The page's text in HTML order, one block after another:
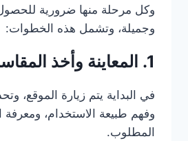
وكل مرحلة منها ضرورية
وجميلة، وتشمل هذه الخطوات:
1. المعاينة وأخذ المقاسات
في البداية يتم زيارة الموقع،
وفهم طبيعة الاستخدام، ومعرفة
المطلوب.